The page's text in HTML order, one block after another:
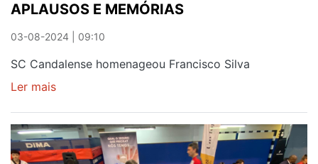
APLAUSOS E MEMÓRIAS
03-08-2024 | 09:10
SC Candalense homenageou Francisco Silva
Ler mais
E
MEMÓRIAS